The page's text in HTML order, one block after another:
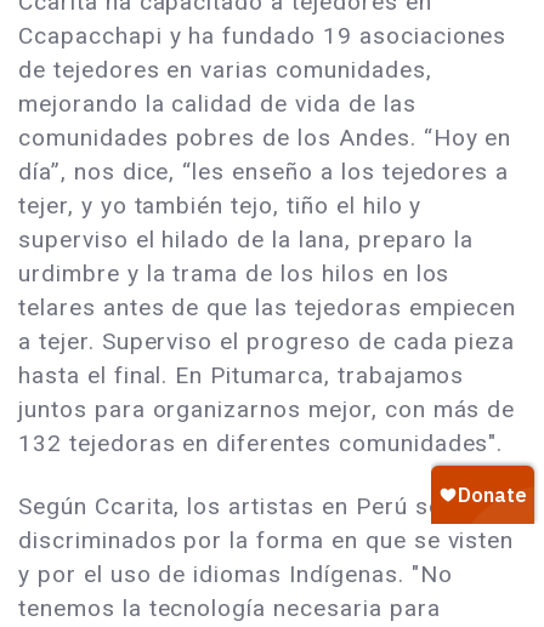
Ccapacchapi y ha fundado 19 asociaciones
de tejedores en varias comunidades,
mejorando la calidad de vida de las
comunidades pobres de los Andes. “Hoy en
día”, nos dice, “les enseño a los tejedores a
tejer, y yo también tejo, tiño el hilo y
superviso el hilado de la lana, preparo la
urdimbre y la trama de los hilos en los
telares antes de que las tejedoras empiecen
a tejer. Superviso el progreso de cada pieza
hasta el final. En Pitumarca, trabajamos
juntos para organizarnos mejor, con más de
132 tejedoras en diferentes comunidades".
Según Ccarita, los artistas en Perú son
discriminados por la forma en que se visten
y por el uso de idiomas Indígenas. "No
tenemos la tecnología necesaria para